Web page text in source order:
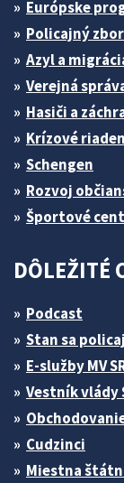
Európske
Policajný zbor
Azyl a
Verejná
Hasiči a
Krízové
Schengen
Rozvoj
Športové
DÔLEŽITÉ
Podcast
Stan sa
E-služby MV
Vestník vlády
Cudzinci
Miestna